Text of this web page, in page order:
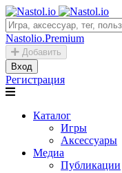
Nastolio.Premium
Добавить
Вход
Регистрация
Каталог
Игры
Аксессуары
Медиа
Публикации